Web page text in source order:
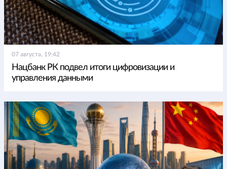
07 августа, 19:42
Нацбанк РК подвел итоги цифровизации и
управления данными